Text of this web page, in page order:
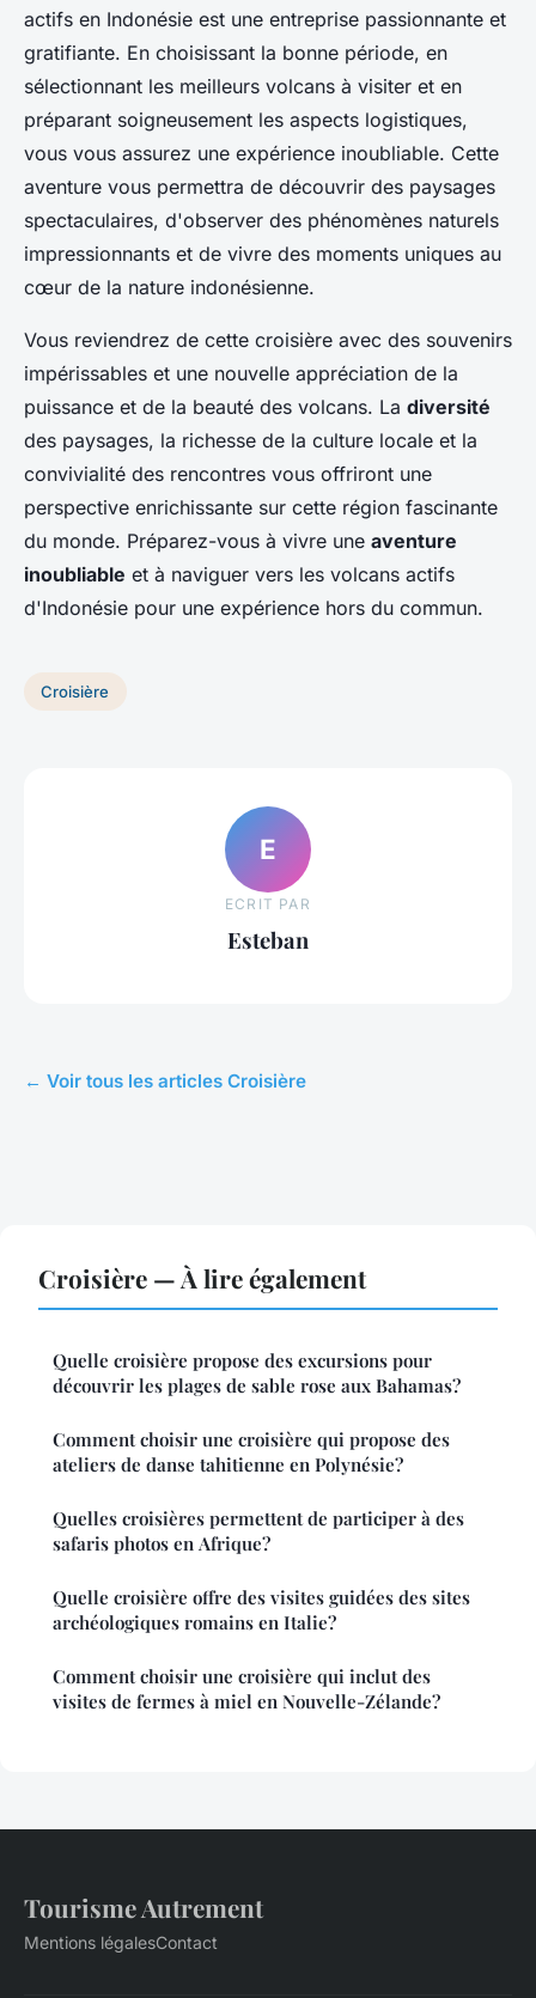
actifs en Indonésie est une entreprise passionnante et
gratifiante. En choisissant la bonne période, en
sélectionnant les meilleurs volcans à visiter et en
préparant soigneusement les aspects logistiques,
vous vous assurez une expérience inoubliable. Cette
aventure vous permettra de découvrir des paysages
spectaculaires, d'observer des phénomènes naturels
impressionnants et de vivre des moments uniques au
cœur de la nature indonésienne.
Vous reviendrez de cette croisière avec des souvenirs
impérissables et une nouvelle appréciation de la
puissance et de la beauté des volcans. La diversité
des paysages, la richesse de la culture locale et la
convivialité des rencontres vous offriront une
perspective enrichissante sur cette région fascinante
du monde. Préparez-vous à vivre une aventure
inoubliable et à naviguer vers les volcans actifs
d'Indonésie pour une expérience hors du commun.
Croisière
E
ECRIT PAR
Esteban
← Voir tous les articles Croisière
Croisière — À lire également
Quelle croisière propose des excursions pour
découvrir les plages de sable rose aux Bahamas?
Comment choisir une croisière qui propose des
ateliers de danse tahitienne en Polynésie?
Quelles croisières permettent de participer à des
safaris photos en Afrique?
Quelle croisière offre des visites guidées des sites
archéologiques romains en Italie?
Comment choisir une croisière qui inclut des
visites de fermes à miel en Nouvelle-Zélande?
Tourisme Autrement
Mentions légalesContact